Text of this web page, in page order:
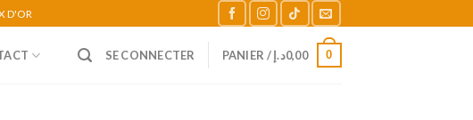
D'OR
SE CONNECTER PANIER / 0,00د.إ 0